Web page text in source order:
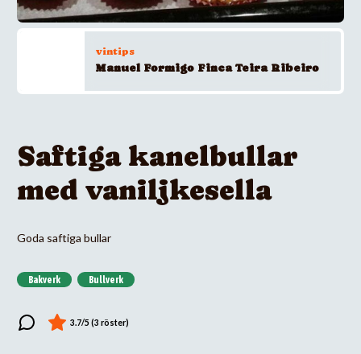
vintips
Manuel Formigo Finca Teira Ribeiro
Saftiga kanelbullar
med vaniljkesella
Goda saftiga bullar
Bakverk Bullverk